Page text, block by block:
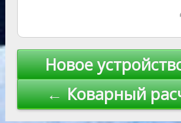
Навигация
по
записям
Новое
← Коварный